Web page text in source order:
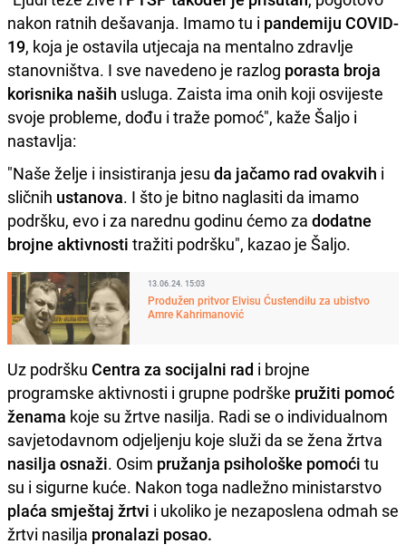
nakon ratnih dešavanja. Imamo tu i pandemiju COVID-
19, koja je ostavila utjecaja na mentalno zdravlje
stanovništva. I sve navedeno je razlog porasta broja
korisnika naših usluga. Zaista ima onih koji osvijeste
svoje probleme, dođu i traže pomoć", kaže Šaljo i
nastavlja:
"Naše želje i insistiranja jesu da jačamo rad ovakvih i
sličnih ustanova. I što je bitno naglasiti da imamo
podršku, evo i za narednu godinu ćemo za dodatne
brojne aktivnosti tražiti podršku", kazao je Šaljo.
13.06.24. 15:03
Produžen pritvor Elvisu Ćustendilu za ubistvo
Amre Kahrimanović
Uz podršku Centra za socijalni rad i brojne
programske aktivnosti i grupne podrške pružiti pomoć
ženama koje su žrtve nasilja. Radi se o individualnom
savjetodavnom odjeljenju koje služi da se žena žrtva
nasilja osnaži. Osim pružanja psihološke pomoći tu
su i sigurne kuće. Nakon toga nadležno ministarstvo
plaća smještaj žrtvi i ukoliko je nezaposlena odmah se
žrtvi nasilja pronalazi posao.